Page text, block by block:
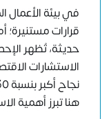
في بيئة الأعمال
قرارات مستنيرة؛
حديثة، تُظهر
الاستشارات
هنا تبرز أهمية